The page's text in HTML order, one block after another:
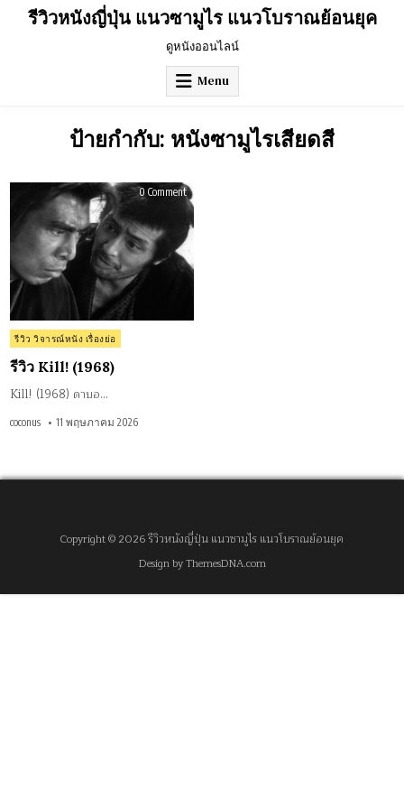
รีวิวหนังญี่ปุ่น แนวซามูไร แนวโบราณย้อนยุค
ดูหนังออนไลน์
Menu
ป้ายกำกับ: หนังซามูไรเสียดสี
0 Commenton
รีวิว
Kill!
(1968)
Posted
in
รีวิว วิจารณ์หนัง เรื่องย่อ
รีวิว Kill! (1968)
Kill! (1968) ดาบอ…
coconus 11 พฤษภาคม 2026
Copyright © 2026 รีวิวหนังญี่ปุ่น แนวซามูไร แนวโบราณย้อนยุค
Design by ThemesDNA.com